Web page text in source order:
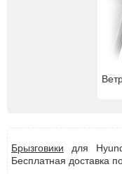
Брызговики для
Бесплатная доставка